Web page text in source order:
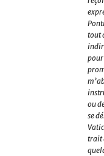
tout
pour
ou
se
trait